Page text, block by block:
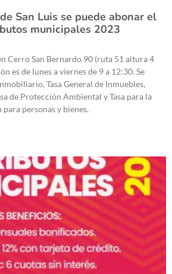
San Luis se puede abonar el
municipales 2023
Cerro San Bernardo 90 (ruta 51 altura 4
es de lunes a viernes de 9 a 12:30. Se
Tasa General de Inmuebles,
de Protección Ambiental y Tasa para la
personas y bienes.